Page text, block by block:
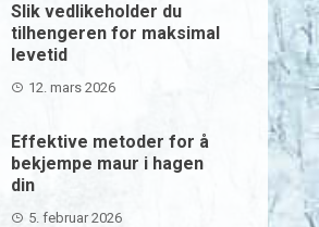
Slik vedlikeholder du
tilhengeren for maksimal
levetid
12. mars 2026
Effektive metoder for å
bekjempe maur i hagen
din
5. februar 2026